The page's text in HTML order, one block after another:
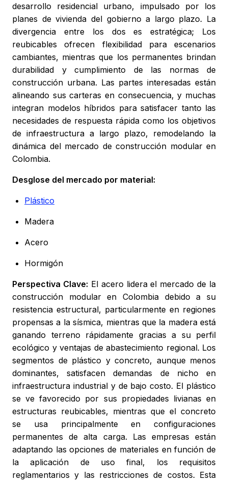
desarrollo residencial urbano, impulsado por los
planes de vivienda del gobierno a largo plazo. La
divergencia entre los dos es estratégica; Los
reubicables ofrecen flexibilidad para escenarios
cambiantes, mientras que los permanentes brindan
durabilidad y cumplimiento de las normas de
construcción urbana. Las partes interesadas están
alineando sus carteras en consecuencia, y muchas
integran modelos híbridos para satisfacer tanto las
necesidades de respuesta rápida como los objetivos
de infraestructura a largo plazo, remodelando la
dinámica del mercado de construcción modular en
Colombia.
Desglose del mercado por material:
Plástico
Madera
Acero
Hormigón
Perspectiva Clave: El acero lidera el mercado de la
construcción modular en Colombia debido a su
resistencia estructural, particularmente en regiones
propensas a la sísmica, mientras que la madera está
ganando terreno rápidamente gracias a su perfil
ecológico y ventajas de abastecimiento regional. Los
segmentos de plástico y concreto, aunque menos
dominantes, satisfacen demandas de nicho en
infraestructura industrial y de bajo costo. El plástico
se ve favorecido por sus propiedades livianas en
estructuras reubicables, mientras que el concreto
se usa principalmente en configuraciones
permanentes de alta carga. Las empresas están
adaptando las opciones de materiales en función de
la aplicación de uso final, los requisitos
reglamentarios y las restricciones de costos. Esta